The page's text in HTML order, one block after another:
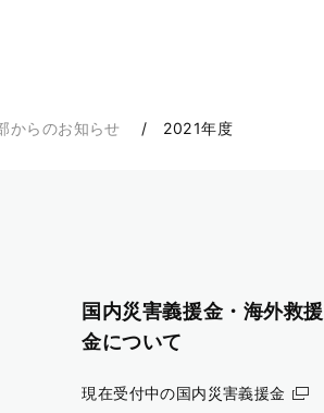
からのお知らせ 2021年度
国内災害義援金・海外救援
金について
現在受付中の国内災害義援金